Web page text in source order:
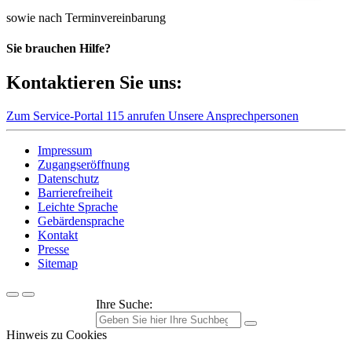
sowie nach Terminvereinbarung
Sie brauchen Hilfe?
Kontaktieren Sie uns:
Zum Service-Portal 115 anrufen Unsere Ansprechpersonen
Impressum
Zugangseröffnung
Datenschutz
Barrierefreiheit
Leichte Sprache
Gebärdensprache
Kontakt
Presse
Sitemap
Ihre Suche:
Hinweis zu Cookies